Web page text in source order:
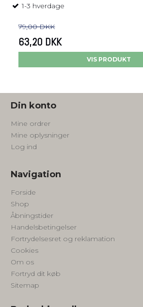
1-3 hverdage
79,00 DKK
63,20 DKK
VIS PRODUKT
Din konto
Mine ordrer
Mine oplysninger
Log ind
Navigation
Forside
Shop
Åbningstider
Handelsbetingelser
Fortrydelsesret og reklamation
Cookies
Om os
Fortryd dit køb
Sitemap